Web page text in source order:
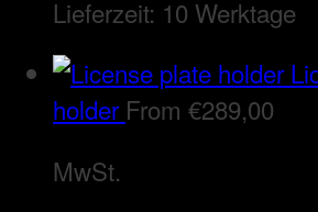
Lieferzeit: 10 Werktage
holder From €289,00
MwSt.